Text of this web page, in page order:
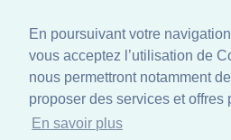
En poursuivant votre
vous acceptez l’utilisation de
nous permettront notamment
proposer des services et offres
En savoir plus
Paiement
Mentions légales
Conditions
Politique de confidentialité et CGU